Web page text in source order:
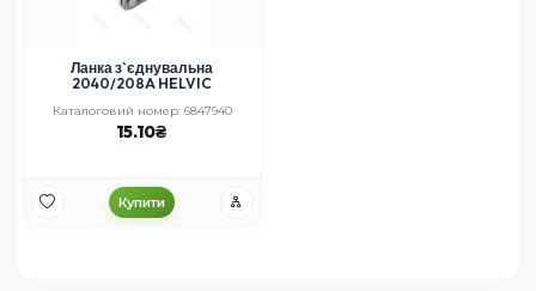
Ланка з`єднувальна
2040/208A HELVIC
Каталоговий номер: 6847940
15.10
Купити